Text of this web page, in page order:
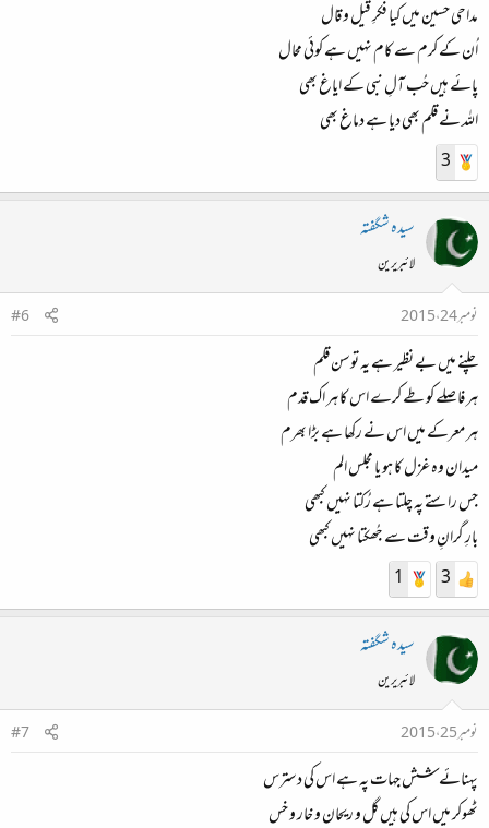
مداحی حسین میں کیا فکرِ قیل و قال
اُن کے کرم سے کام نہیں ہے کوئی محال
پائے ہیں حُب آلِ نبی کے ایاغ بھی
اللہ نے قلم بھی دیا ہے دماغ بھی
3
سیدہ شگفتہ
لائبریرین
نومبر 24، 2015
#6
چلنے میں بے نظیر ہے یہ توسن قلم
ہر فاصلے کو طے کرے اس کا ہر اک قدم
ہر معرکے میں اس نے رکھا ہے بڑا بھرم
میدان وہ غزل کا ہو یا مجلس الم
جس راستے پہ چلتا ہے رُکتا نہیں کبھی
بارِ گرانِ وقت سے جُھکتا نہیں کبھی
3
1
سیدہ شگفتہ
لائبریرین
نومبر 25، 2015
#7
پہنائے شش جہات پہ ہے اس کی دسترس
ٹھوکر میں اس کی ہیں گل و ریحان و خار و خس